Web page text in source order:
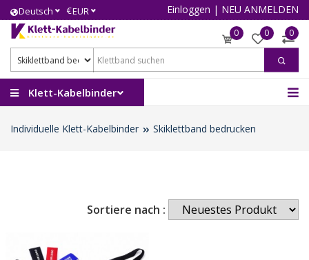
Deutsch €EUR Einloggen | NEU ANMELDEN
0 0 0
Klett-Kabelbinder
Individuelle Klett-Kabelbinder Skiklettband bedrucken
Sortiere nach :